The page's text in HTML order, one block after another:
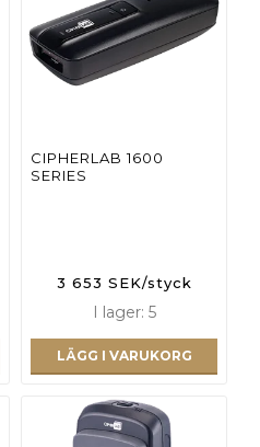
CIPHERLAB 1600
SERIES
3 653 SEK/styck
I lager: 5
LÄGG I VARUKORG